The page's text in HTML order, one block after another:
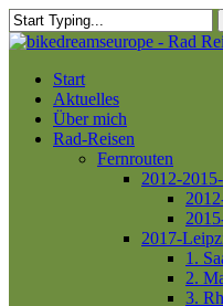
Skip
to
content
Close
Menu
Start
Aktuelles
Über mich
Rad-Reisen
Fernrouten
2012-
2017-
1.
2.
3.